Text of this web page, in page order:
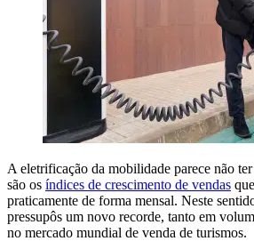
A eletrificação da mobilidade parece não
são os índices de crescimento de vendas
praticamente de forma mensal. Neste
pressupôs um novo recorde, tanto em
no mercado mundial de venda de turismos.